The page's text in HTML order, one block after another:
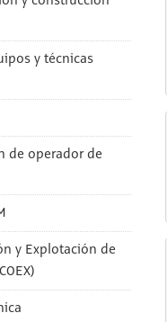
y técnicas
de operador de
y Explotación de